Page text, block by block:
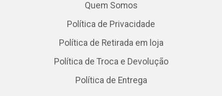
Quem Somos
Política de Privacidade
Política de Retirada em loja
Política de Troca e Devolução
Política de Entrega